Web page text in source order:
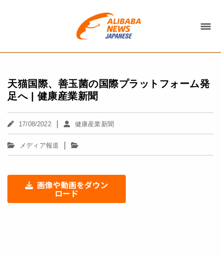
天猫国際、善玉菌の国際プラットフォーム発
足へ | 健康産業新聞
17/08/2022 | 健康産業新聞
メディア報道 |
画像や動画をダウン
ロード